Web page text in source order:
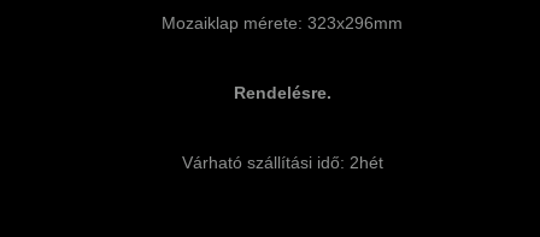
Mozaiklap mérete: 323x296mm
Rendelésre.
Várható szállítási idő: 2hét